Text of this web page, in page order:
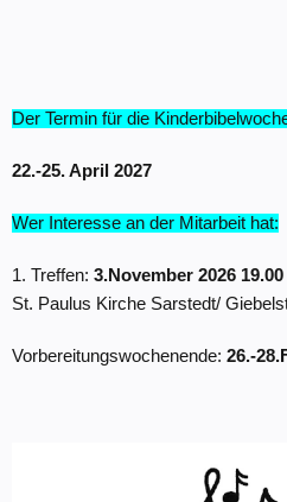
Der Termin für die
22.-25. April 2027
Wer Interesse an der Mitarbeit hat:
1. Treffen: 3.November 2026
St. Paulus Kirche Sarstedt/
Vorbereitungswochenende: 26.-